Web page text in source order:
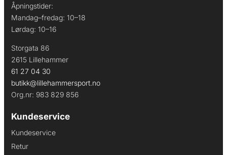
Åpningstider:
Mandag–fredag: 10–18
Lørdag: 10–16
Storgata 86
2615 Lillehammer
61 27 04 30
butikk@lillehammersport.no
Org.nr: 983 829 856
Kundeservice
Kundeservice
Retur